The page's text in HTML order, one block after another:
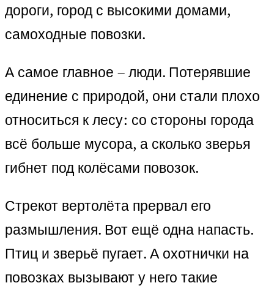
дороги, город с высокими домами,
самоходные повозки.
А самое главное – люди. Потерявшие
единение с природой, они стали плохо
относиться к лесу: со стороны города
всё больше мусора, а сколько зверья
гибнет под колёсами повозок.
Стрекот вертолёта прервал его
размышления. Вот ещё одна напасть.
Птиц и зверьё пугает. А охотнички на
повозках вызывают у него такие